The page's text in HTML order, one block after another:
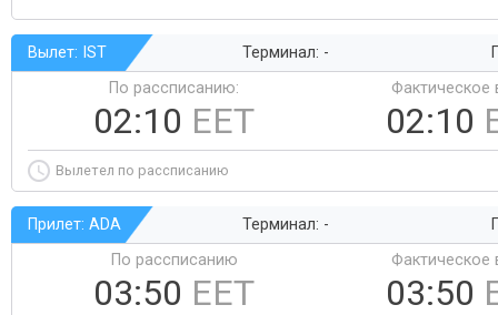
Вылет: IST Терминал: -
По рассписанию:
02:10 EET
Фактическое
02:10
Вылетел по рассписанию
Прилет: ADA Терминал: -
По рассписанию
03:50 EET
Фактическое
03:50